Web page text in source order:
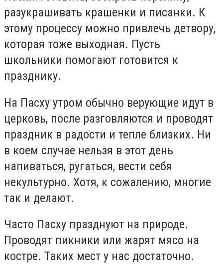
разукрашивать крашенки и писанки. К
этому процессу можно привлечь детвору,
которая тоже выходная. Пусть
школьники помогают готовится к
празднику.
На Пасху утром обычно верующие идут в
церковь, после разговляются и проводят
праздник в радости и тепле близких. Ни
в коем случае нельзя в этот день
напиваться, ругаться, вести себя
некультурно. Хотя, к сожалению, многие
так и делают.
Часто Пасху празднуют на природе.
Проводят пикники или жарят мясо на
костре. Таких мест у нас достаточно.